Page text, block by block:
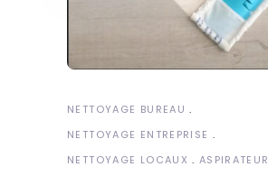
NETTOYAGE BUREAU
NETTOYAGE ENTREPRISE
NETTOYAGE LOCAUX
ASPIRATEUR